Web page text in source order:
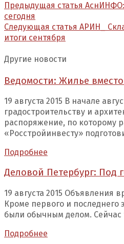
Предыдущая статья АснИНФО:
сегодня
Следующая статья АРИН_
итоги сентября
Другие новости
Ведомости: Жилье
19 августа 2015 В начале
градостроительству и
распоряжение, по которому
«Росстройинвесту»
Подробнее
Деловой Петербург: Под
19 августа 2015 Объявления
Кроме первого и
были обычным делом. Сейчас
Подробнее